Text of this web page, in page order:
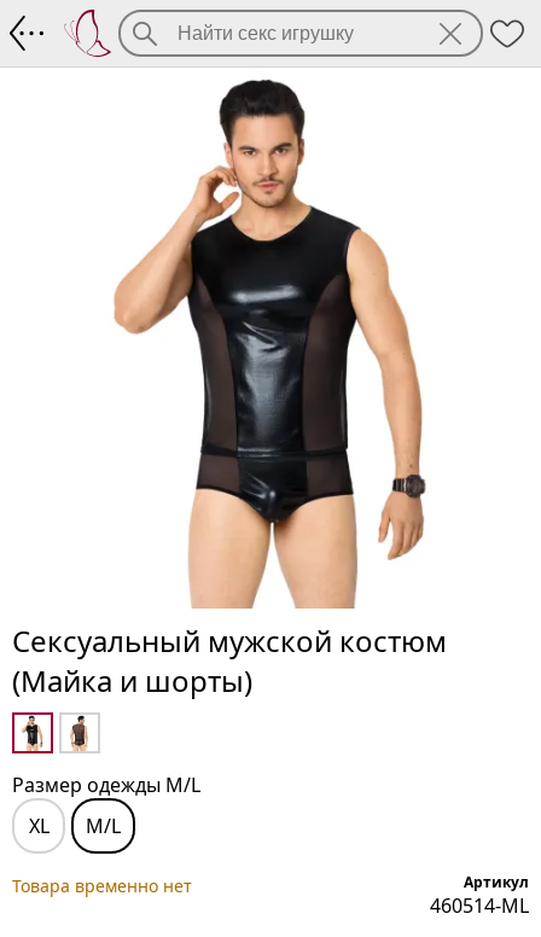
Сексуальный мужской костюм
(Майка и шорты)
Размер одежды M/L
XL
M/L
Товара временно нет Артикул
460514-ML
Сексуальный мужской костюм (Майка